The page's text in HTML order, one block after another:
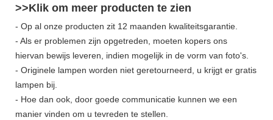
>>Klik om meer producten te zien
- Op al onze producten zit 12 maanden kwaliteitsgarantie.
- Als er problemen zijn opgetreden, moeten kopers ons
hiervan bewijs leveren, indien mogelijk in de vorm van foto's.
- Originele lampen worden niet geretourneerd, u krijgt er gratis
lampen bij.
- Hoe dan ook, door goede communicatie kunnen we een
manier vinden om u tevreden te stellen.